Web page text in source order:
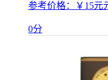
参考价格： ￥15元
0分